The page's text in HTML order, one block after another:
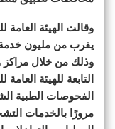
وقالت الهيئة العامة
يقرب من مليون
وذلك من خلال
التابعة للهيئة
الفحوصات الطبية
مرورًا بالخدمات